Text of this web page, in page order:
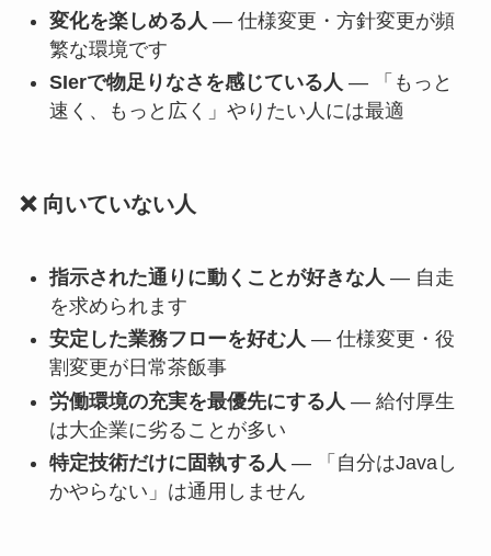
変化を楽しめる人 — 仕様変更・方針変更が頻
繁な環境です
SIerで物足りなさを感じている人 — 「もっと
速く、もっと広く」やりたい人には最適
❌ 向いていない人
指示された通りに動くことが好きな人 — 自走
を求められます
安定した業務フローを好む人 — 仕様変更・役
割変更が日常茶飯事
労働環境の充実を最優先にする人 — 給付厚生
は大企業に劣ることが多い
特定技術だけに固執する人 — 「自分はJavaし
かやらない」は通用しません